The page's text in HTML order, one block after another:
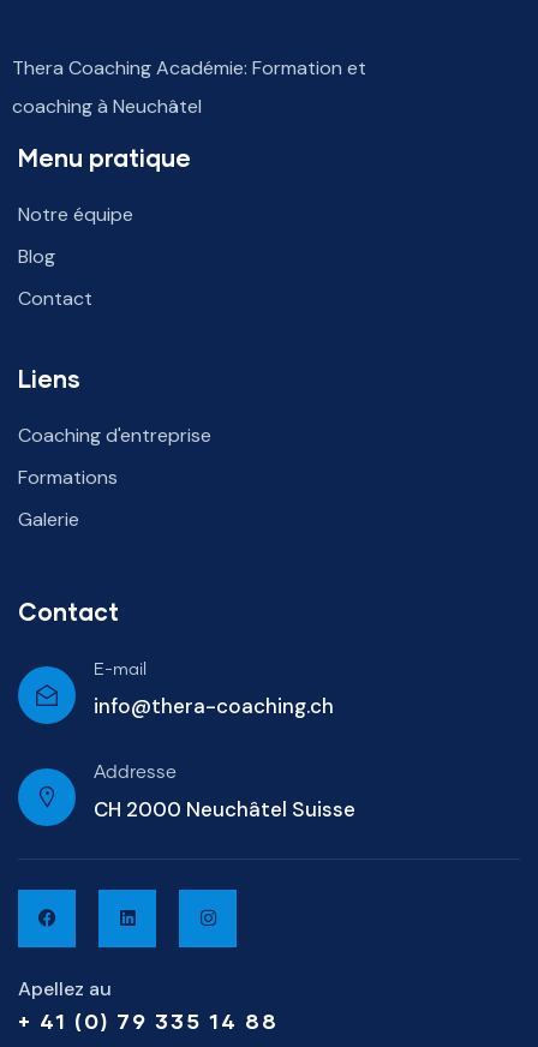
Thera Coaching Académie: Formation et
coaching à Neuchâtel
Menu pratique
Notre équipe
Blog
Contact
Liens
Coaching d'entreprise
Formations
Galerie
Contact
E-mail
info@thera-coaching.ch
Addresse
CH 2000 Neuchâtel Suisse
Apellez au
+ 41 (0) 79 335 14 88